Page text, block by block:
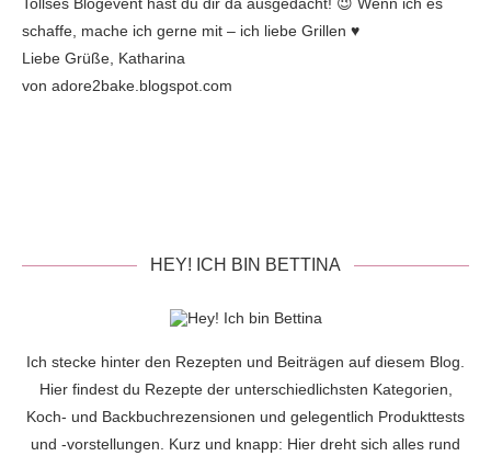
schaffe, mache ich gerne mit – ich liebe Grillen ♥
Liebe Grüße, Katharina
von adore2bake.blogspot.com
HEY! ICH BIN BETTINA
Ich stecke hinter den Rezepten und Beiträgen auf diesem Blog.
Hier findest du Rezepte der unterschiedlichsten Kategorien,
Koch- und Backbuchrezensionen und gelegentlich Produkttests
und -vorstellungen. Kurz und knapp: Hier dreht sich alles rund